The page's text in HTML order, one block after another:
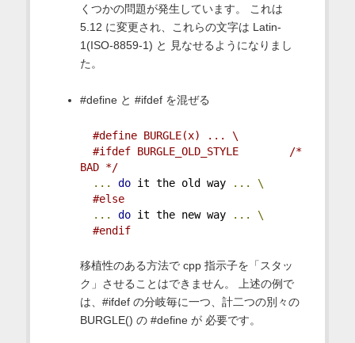
くつかの問題が発生しています。 これは
5.12 に変更され、これらの文字は Latin-
1(ISO-8859-1) と 見なせるようになりまし
た。
#define と #ifdef を混ぜる
#define BURGLE(x) ... \
#ifdef BURGLE_OLD_STYLE        /*
BAD */
...
do it the old way ...
\
#else
...
do it the new way ...
\
#endif
移植性のある方法で cpp 指示子を「スタッ
ク」させることはできません。 上述の例で
は、#ifdef の分岐毎に一つ、計二つの別々の
BURGLE() の #define が 必要です。